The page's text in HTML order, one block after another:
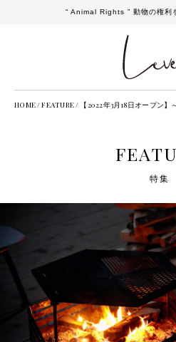
“ Animal Rights ” 動物の権利
HOME /FEATURE / 【2022年3月18日オープン】
特集